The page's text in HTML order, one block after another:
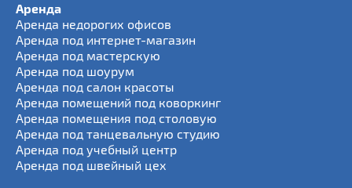
Аренда
Аренда недорогих офисов
Аренда под интернет-магазин
Аренда под мастерскую
Аренда под шоурум
Аренда под салон красоты
Аренда помещений под коворкинг
Аренда помещения под столовую
Аренда под танцевальную студию
Аренда под учебный центр
Аренда под швейный цех